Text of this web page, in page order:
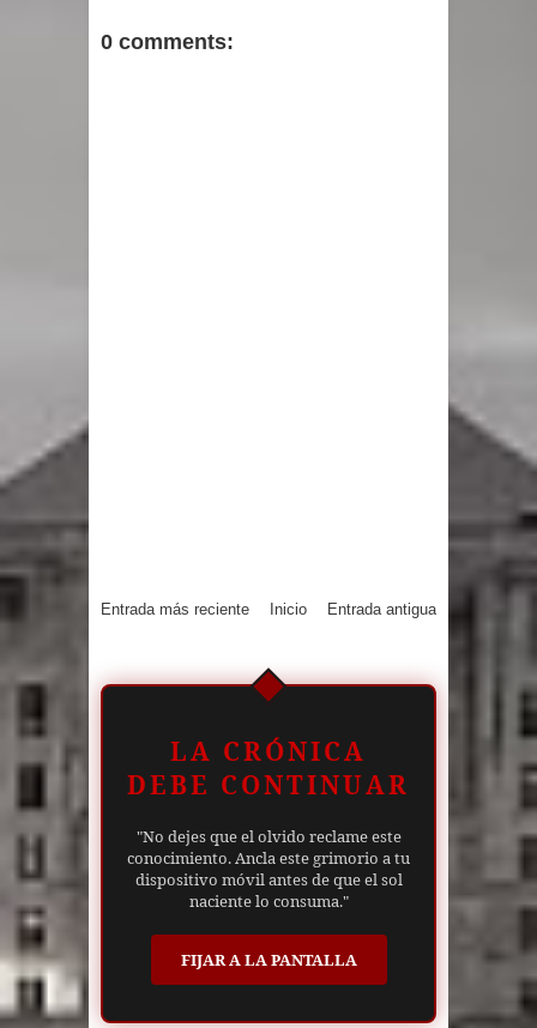
0 comments:
Entrada más reciente Entrada antigua
Inicio
LA CRÓNICA
DEBE CONTINUAR
"No dejes que el olvido reclame este
conocimiento. Ancla este grimorio a tu
dispositivo móvil antes de que el sol
naciente lo consuma."
FIJAR A LA PANTALLA